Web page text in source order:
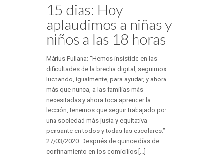
15 dias: Hoy
aplaudimos a niñas y
niños a las 18 horas
Màrius Fullana: “Hemos insistido en las
dificultades de la brecha digital, seguimos
luchando, igualmente, para ayudar, y ahora
más que nunca, a las familias más
necesitadas y ahora toca aprender la
lección, tenemos que seguir trabajado por
una sociedad más justa y equitativa
pensante en todos y todas las escolares.”
27/03/2020. Después de quince días de
confinamiento en los domicilios [...]